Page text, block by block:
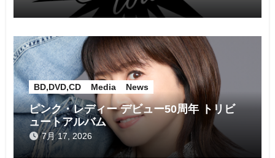
BD,DVD,CD Media News
ピンク・レディー デビュー50周年 トリビ
ュートアルバム
7月 17, 2026